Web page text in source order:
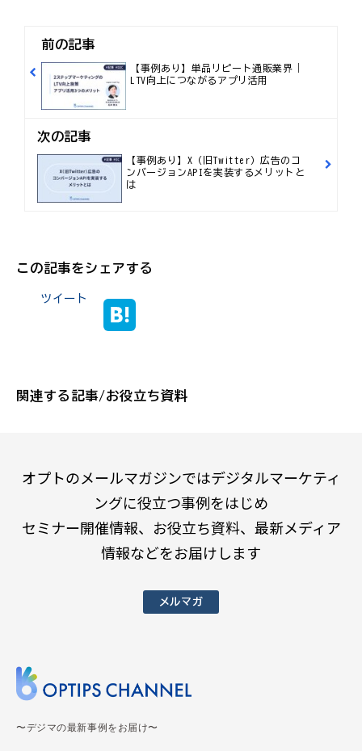
前の記事
【事例あり】単品リピート通販業界｜
LTV向上につながるアプリ活用
次の記事
【事例あり】X（旧Twitter）広告のコ
ンバージョンAPIを実装するメリットと
は
この記事をシェアする
ツイート
関連する記事/お役立ち資料
オプトのメールマガジンではデジタルマーケティ
ングに役立つ事例をはじめ
セミナー開催情報、お役立ち資料、最新メディア
情報などをお届けします
メルマガ
〜デジマの最新事例をお届け〜